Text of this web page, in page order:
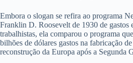
Embora o slogan se refira ao programa
Franklin D. Roosevelt de 1930 de gastos
trabalhistas, ela comparou o programa
bilhões de dólares gastos na fabricação
reconstrução da Europa após a Segunda